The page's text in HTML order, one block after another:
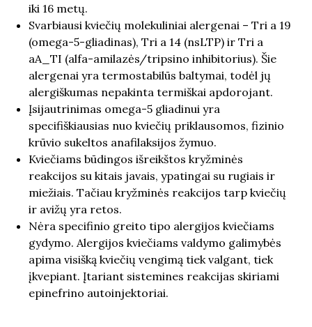
iki 16 metų.
Svarbiausi kviečių molekuliniai alergenai – Tri a 19
(omega-5-gliadinas), Tri a 14 (nsLTP) ir Tri a
aA_TI (alfa-amilazės/tripsino inhibitorius). Šie
alergenai yra termostabilūs baltymai, todėl jų
alergiškumas nepakinta termiškai apdorojant.
Įsijautrinimas omega-5 gliadinui yra
specifiškiausias nuo kviečių priklausomos, fizinio
krūvio sukeltos anafilaksijos žymuo.
Kviečiams būdingos išreikštos kryžminės
reakcijos su kitais javais, ypatingai su rugiais ir
miežiais. Tačiau kryžminės reakcijos tarp kviečių
ir avižų yra retos.
Nėra specifinio greito tipo alergijos kviečiams
gydymo. Alergijos kviečiams valdymo galimybės
apima visišką kviečių vengimą tiek valgant, tiek
įkvepiant. Įtariant sistemines reakcijas skiriami
epinefrino autoinjektoriai.